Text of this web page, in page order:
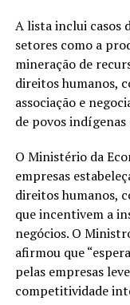
A lista inclui casos
setores como a
mineração de
direitos humanos,
associação e
de povos
O Ministério da
empresas
direitos humanos,
que incentivem a
negócios. O
afirmou que
pelas empresas
competitividade